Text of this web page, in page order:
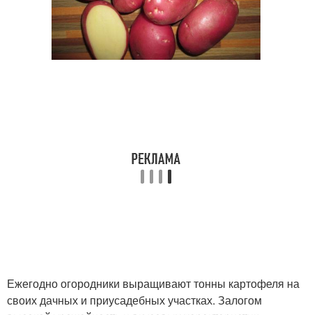
Ежегодно огородники выращивают тонны картофеля на
своих дачных и приусадебных участках. Залогом